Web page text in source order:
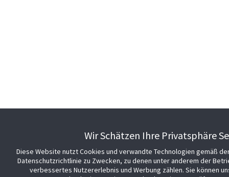
Wir Schätzen Ihre Privatsphäre
Diese Website nutzt Cookies und verwandte Technologien gemäß
Datenschutzrichtlinie zu Zwecken, zu denen unter anderem der
verbessertes Nutzererlebnis und Werbung zählen. Sie können